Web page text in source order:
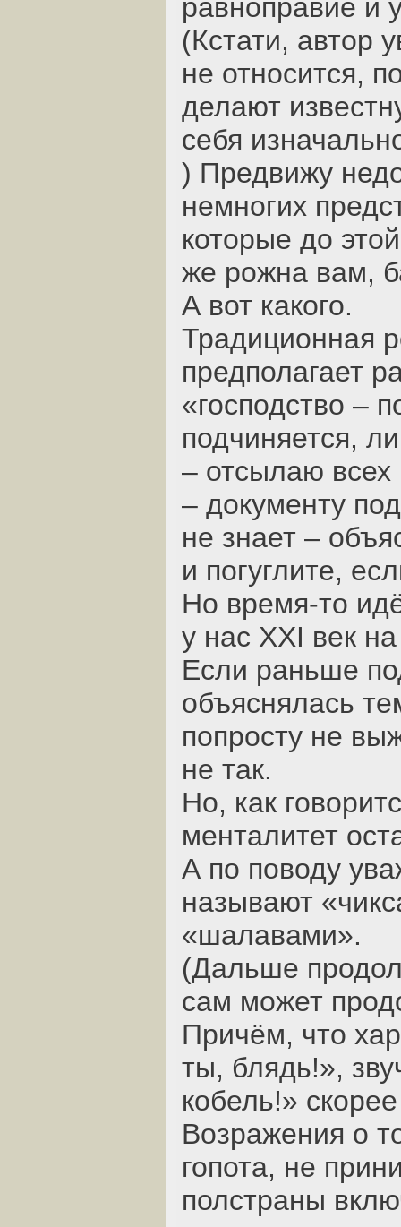
равноправие и
(Кстати, автор
не относится,
делают
себя
) Предвижу
немногих
которые до
же рожна вам,
А вот какого.
Традиционная
предполагает
«господство –
подчиняется,
– отсылаю всех
– документу
не знает –
и погуглите,
Но время-то
у нас XXI век
Если раньше
объяснялась
попросту не
не так.
Но, как
менталитет
А по поводу
называют
«шалавами».
(Дальше
сам может
Причём, что
ты, блядь!»,
кобель!»
Возражения о
гопота, не
полстраны